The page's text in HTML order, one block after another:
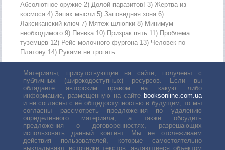
Абсолютное оружие 2) Долой паразитов! 3) Жертва из
космоса 4) Запах мысли 5) Заповедная зона 6)
Лаксиканский ключ 7) Мятеж шлюпки 8) Минимум
необходимого 9) Пиявка 10) Призрак пять 11) Проблема
туземцев 12) Рейс молочного фургона 13) Человек по
Платону 14) Руками не трогать
Материалы, присутствующие на сайте, получены с
публичных (широкодоступных) ресурсов. Если вы
обладаете авторским правом на какую либо
информацию, размещенную на сайте booksonline.com.ua
и не согласны с её общедоступностью в будущем, то мы
согласны рассмотреть предложения по удалению
определенного материала, а также обсудить
предложения о договоренностях, разрешающих
использовать данный контент. Мы не отслеживаем
действия пользователей, которые самостоятельно
выкладывают источники текстов, являющиеся объектом